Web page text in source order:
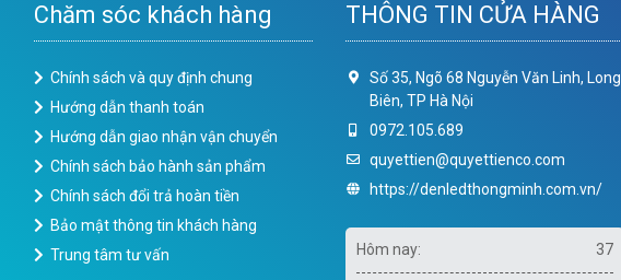
Chăm sóc khách hàng
Chính sách và quy định chung
Hướng dẫn thanh toán
Hướng dẫn giao nhận vận chuyển
Chính sách bảo hành sản phẩm
Chính sách đổi trả hoàn tiền
Bảo mật thông tin khách hàng
Trung tâm tư vấn
THÔNG TIN CỬA HÀNG
Số 35, Ngõ 68 Nguyễn Văn Linh, Long
Biên, TP Hà Nội
0972.105.689
quyettien@quyettienco.com
https://denledthongminh.com.vn/
37
Hôm nay: